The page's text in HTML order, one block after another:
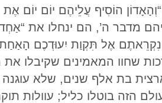
הוֹסִיף עֲלֵיהֶם יוֹם יוֹם אֶת
האור הזורח עליהם מדבר ה’, הם ינחלו
אֶל תִּקְוַת יִעוּדְכֶם
אלה היו התוצאות המבורכות שחוו המאמינים
בת אלף שנים, שלא
הזה בוטלו כליל; עוולות